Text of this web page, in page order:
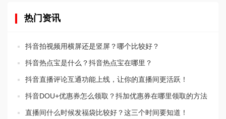
热门资讯
抖音拍视频用横屏还是竖屏？哪个比较好？
抖音热点宝是什么？抖音热点宝在哪里？
抖音直播评论互通功能上线，让你的直播间更活跃！
抖音DOU+优惠券怎么领取？抖加优惠券在哪里领取的方法
直播间什么时候发福袋比较好？这三个时间要知道！